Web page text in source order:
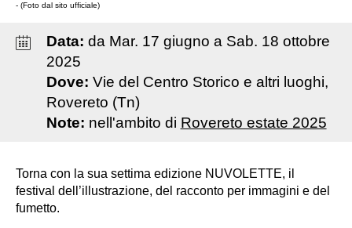
- (Foto dal sito ufficiale)
Data: da Mar. 17 giugno a Sab. 18 ottobre
2025
Dove: Vie del Centro Storico e altri luoghi,
Rovereto (Tn)
Note: nell'ambito di Rovereto estate 2025
Torna con la sua settima edizione NUVOLETTE, il
festival dell’illustrazione, del racconto per immagini e del
fumetto.